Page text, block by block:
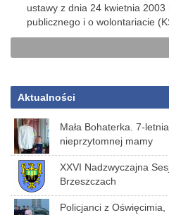
ustawy z dnia 24 kwietnia 2003
publicznego i o wolontariacie
Aktualności
Mała Bohaterka. 7-
nieprzytomnej mamy
XXVI Nadzwyczajna
Brzeszczach
Policjanci z